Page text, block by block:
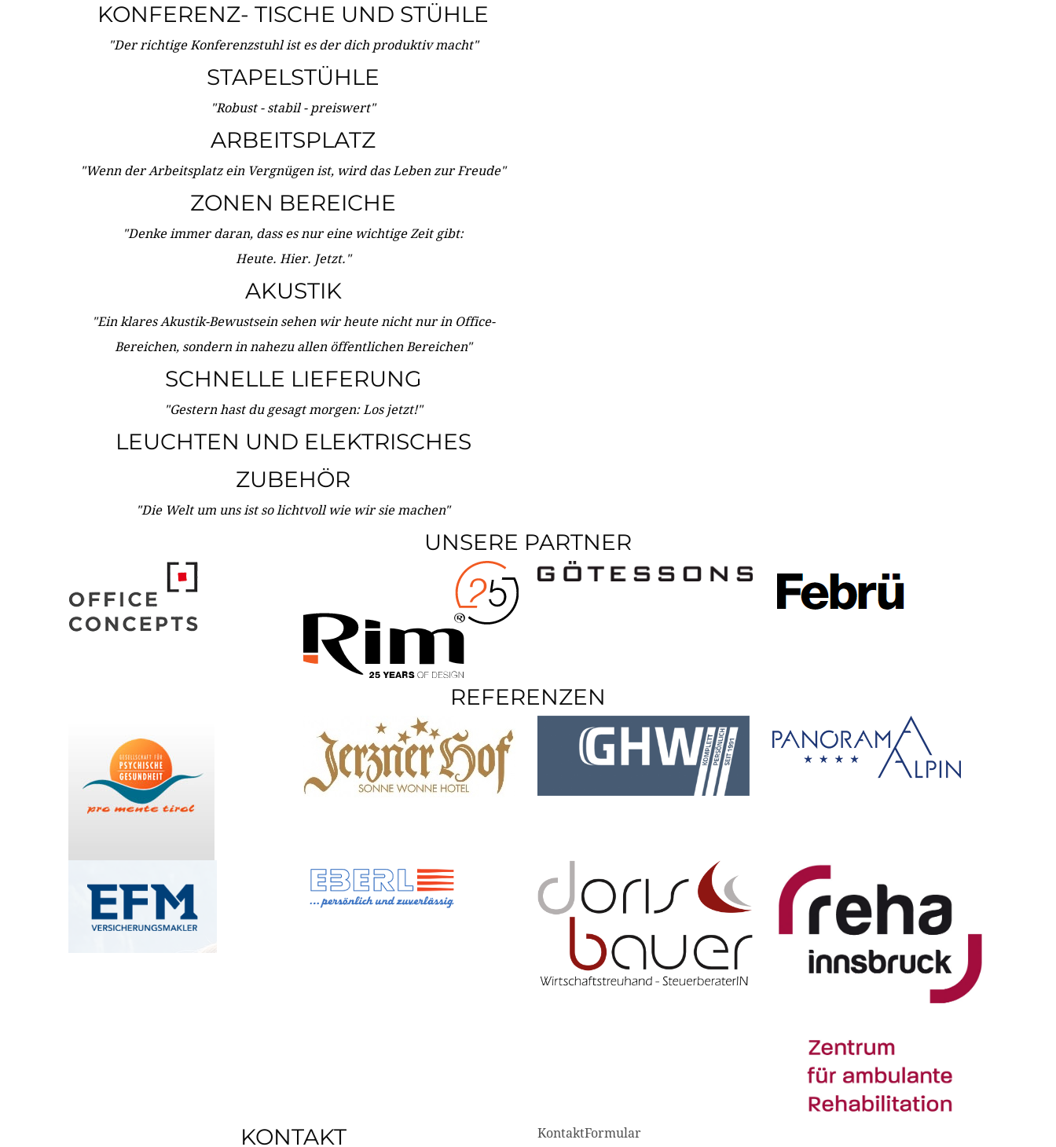
KONFERENZ- TISCHE UND STÜHLE
"Der richtige Konferenzstuhl ist es der dich produktiv macht"
STAPELSTÜHLE
"Robust - stabil - preiswert"
ARBEITSPLATZ
"Wenn der Arbeitsplatz ein Vergnügen ist, wird das Leben zur Freude"
ZONEN BEREICHE
"Denke immer daran, dass es nur eine wichtige Zeit gibt:
Heute. Hier. Jetzt."
AKUSTIK
"Ein klares Akustik-Bewustsein sehen wir heute nicht nur in Office-
Bereichen, sondern in nahezu allen öffentlichen Bereichen"
SCHNELLE LIEFERUNG
"Gestern hast du gesagt morgen: Los jetzt!"
LEUCHTEN UND ELEKTRISCHES
ZUBEHÖR
"Die Welt um uns ist so lichtvoll wie wir sie machen"
UNSERE PARTNER
REFERENZEN
KONTAKT KontaktFormular